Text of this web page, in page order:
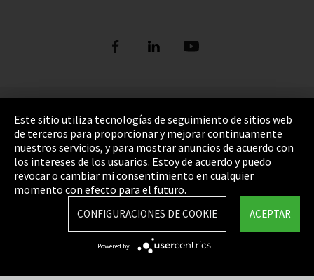
Pie de imprenta
Política de privacidad
Cookie Settings
Términos y Condiciones
Mapa del sitio
Integrity Line
Este sitio utiliza tecnologías de seguimiento de sitios web
de terceros para proporcionar y mejorar continuamente
nuestros servicios, y para mostrar anuncios de acuerdo con
los intereses de los usuarios. Estoy de acuerdo y puedo
revocar o cambiar mi consentimiento en cualquier
momento con efecto para el futuro.
ACEPTAR
CONFIGURACIONES DE COOKIE
Powered by